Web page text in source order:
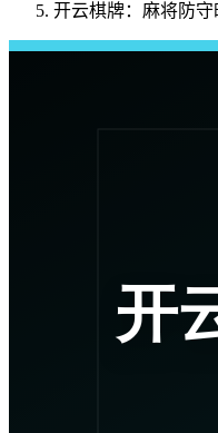
开云棋牌：麻将防